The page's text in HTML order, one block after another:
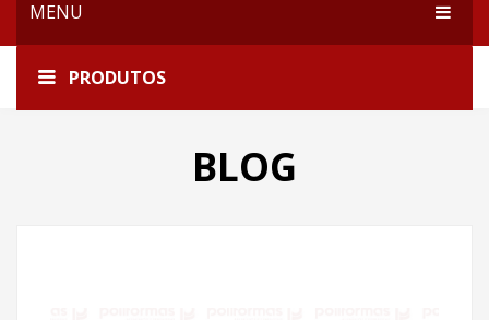
MENU
HOME
EMPRESA
PRODUTOS
Home 275
BLOG